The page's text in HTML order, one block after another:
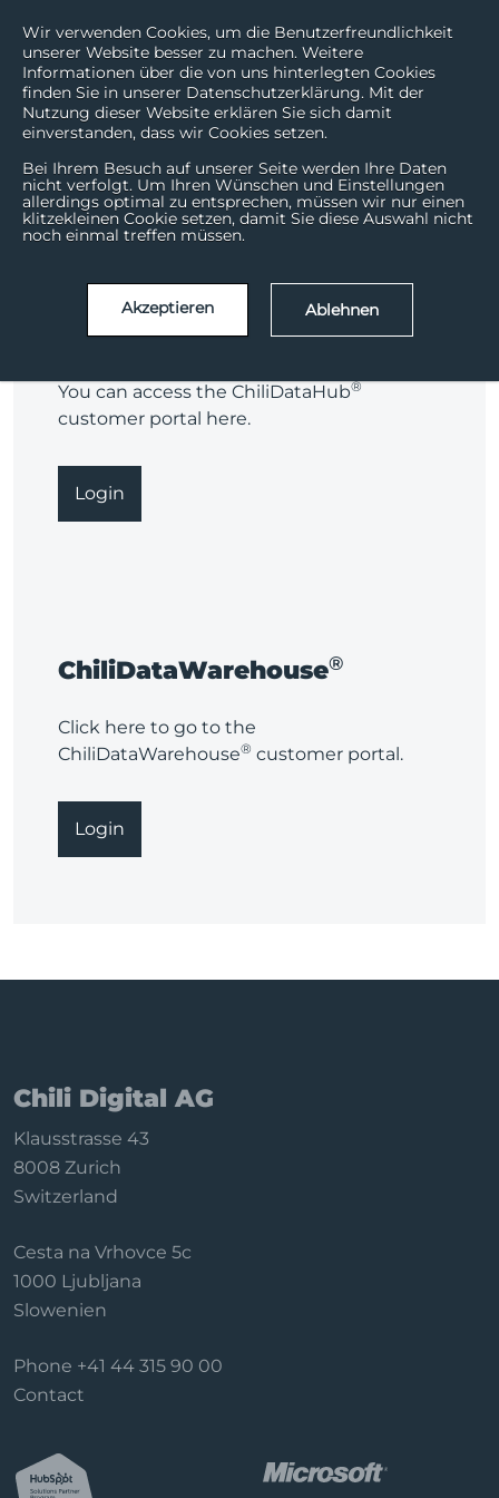
Wir verwenden Cookies, um die Benutzerfreundlichkeit
unserer Website besser zu machen. Weitere
Informationen über die von uns hinterlegten Cookies
finden Sie in unserer Datenschutzerklärung. Mit der
Nutzung dieser Website erklären Sie sich damit
einverstanden, dass wir Cookies setzen.
Bei Ihrem Besuch auf unserer Seite werden Ihre Daten
nicht verfolgt. Um Ihren Wünschen und Einstellungen
allerdings optimal zu entsprechen, müssen wir nur einen
klitzekleinen Cookie setzen, damit Sie diese Auswahl nicht
noch einmal treffen müssen.
Akzeptieren Ablehnen
Login customer portals
ChiliDataHub
You can access the ChiliDataHub®
customer portal here.
Login
ChiliDataWarehouse®
Click here to go to the
ChiliDataWarehouse® customer portal.
Login
Chili Digital AG
Klausstrasse 43
8008 Zurich
Switzerland
Cesta na Vrhovce 5c
1000 Ljubljana
Slowenien
Phone +41 44 315 90 00
Contact